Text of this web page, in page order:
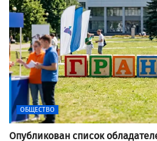
ОБЩЕСТВО
Опубликован список